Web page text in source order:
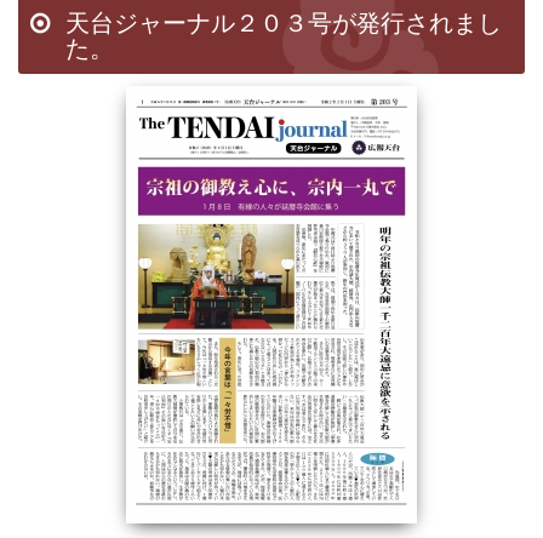
出版刊行物
天台ブックレット
天台ジャーナル
年中行事リーフレット(しおり)
天台宗開運招福カレンダー
ほとけさまのサイン
ともしび(バックナンバー)
僧侶になるには
比叡山宗教サミット
災害時における天台宗の取り組み
檀信徒のお勤めの作法と心得
年中行事・歳時記
葬儀と供養について
天台青少年比叡山の集いのご案内
天台ジャーナル２０３号が発行されまし
た。